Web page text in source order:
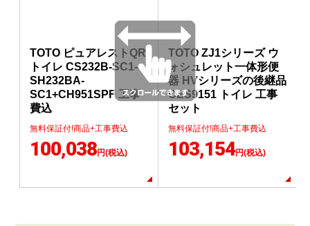
TOTO ピュアレストQR
トイレ CS232B-SC1--
SH232BA-
SC1+CH951SPF 工事
費込
無料保証付!商品+工事費込
100,038円(税込)
TOTO ZJ1シリーズ ウ
ォシュレット一体形便
器 HVシリーズの後継品
CES9151 トイレ 工事
セット
無料保証付!商品+工事費込
103,154円(税込)